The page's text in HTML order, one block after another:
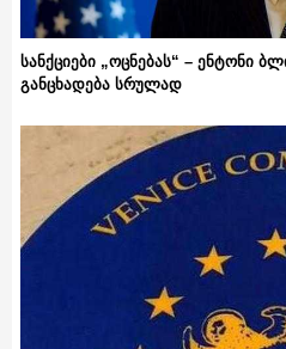
სანქციები „ოცნებას“ – ენტონი
განცხადება სრულად